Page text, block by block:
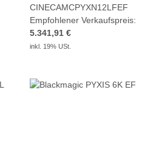
CINECAMCPYXN12LFEF
Empfohlener Verkaufspreis:
5.341,91 €
inkl. 19% USt.